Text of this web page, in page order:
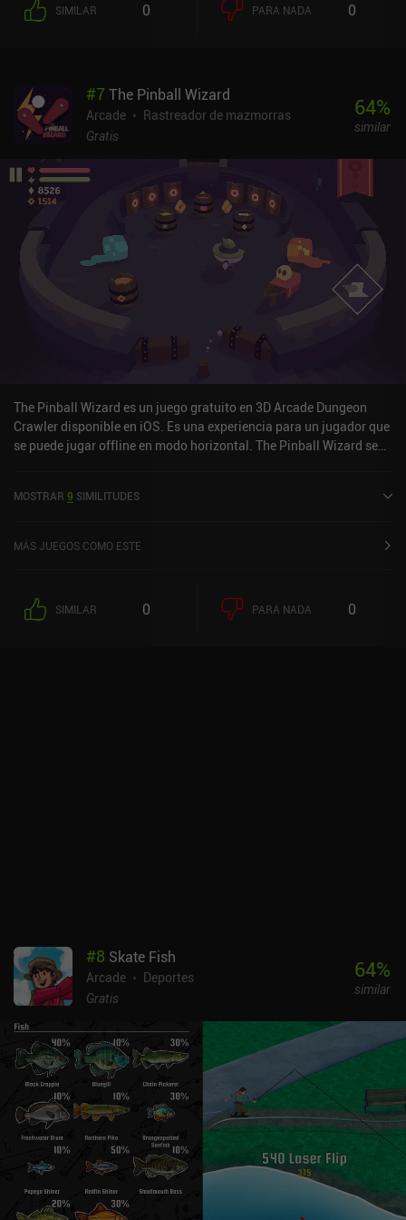
hace que nuestra puntuación aumente exponencialmente. Ojalá
y pronto tendremos que rebotar con precisión en las paredes y
evitar desde fuertes vientos hasta obstáculos con pinchos. En el
modo de juego casual estándar, todos los obstáculos en
shuriken. En el modo "movimiento", sin embargo, los obstáculos
móviles nunca dejan de moverse, lo que nos obliga a cronometrar
cuidadosamente nuestros disparos. También hay un modo
"hardcore" que nos castiga con un "game over" por un solo
lanzamiento que no sea perfecto. Target Fury se monetiza
mediante anuncios incentivados para conseguir una vida extra, y
un único iAP de 1,99 $ que elimina estos anuncios y desbloquea un
nuevo modo basado en niveles. Con su jugabilidad fluida y
adictiva, es una gran elección para los cazadores de grandes
puntuaciones y un juego decente para cualquiera que busque algo
a lo que jugar durante los pequeños descansos.
SIMILAR 0 PARA NADA 0
#7The Pinball Wizard
Arcade
Rastreador de mazmorras
Gratis
64%
similar
The Pinball Wizard es un juego gratuito en 3D Arcade Dungeon
Crawler disponible en iOS. Es una experiencia para un jugador que
se puede jugar offline en modo horizontal. The Pinball Wizard se
MOSTRAR 9 SIMILITUDES
MÁS JUEGOS COMO ESTE
SIMILAR 0 PARA NADA 0
#8 Skate Fish
Arcade
Deportes
Gratis
64%
similar